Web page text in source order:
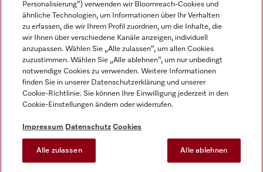
AGB
Datenschutz
Nutzungsbedingungen
Barrierefreiheitserklärung
EU-Gesetzen über digitale Dienste
Cookie-Einstellungen
Personalisierung“) verwenden wir Bloomreach-Cookies und
ähnliche Technologien, um Informationen über Ihr Verhalten
zu erfassen, die wir Ihrem Profil zuordnen, um die Inhalte, die
wir Ihnen über verschiedene Kanäle anzeigen, individuell
anzupassen. Wählen Sie „Alle zulassen“, um allen Cookies
zuzustimmen. Wählen Sie „Alle ablehnen“, um nur unbedingt
notwendige Cookies zu verwenden. Weitere Informationen
finden Sie in unserer Datenschutzerklärung und unserer
Cookie-Richtlinie. Sie können Ihre Einwilligung jederzeit in den
Cookie-Einstellungen ändern oder widerrufen.
Impressum Datenschutz Cookies
Alle zulassen Alle ablehnen